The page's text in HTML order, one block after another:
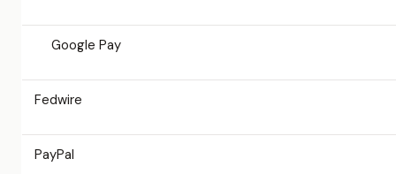
Google Pay
Fedwire
PayPal